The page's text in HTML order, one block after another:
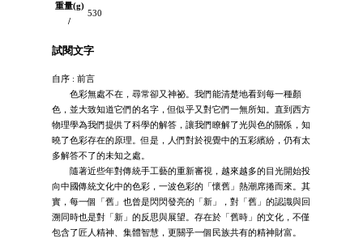
重量(g)
/
530
試閱文字
自序 : 前言
色彩無處不在，尋常卻又神祕。我們能清楚地看到每一種顏
色，並大致知道它們的名字，但似乎又對它們一無所知。直到西方
物理學為我們提供了科學的解答，讓我們瞭解了光與色的關係，知
曉了色彩存在的原理。但是，人們對於視覺中的五彩繽紛，仍有太
多解答不了的未知之處。
隨著近些年對傳統手工藝的重新審視，越來越多的目光開始投
向中國傳統文化中的色彩，一波色彩的「懷舊」熱潮席捲而來。其
實，每一個「舊」也曾是閃閃發亮的「新」，對「舊」的認識與回
溯同時也是對「新」的反思與展望。存在於「舊時」的文化，不僅
包含了匠人精神、集體智慧，更關乎一個民族共有的精神財富。